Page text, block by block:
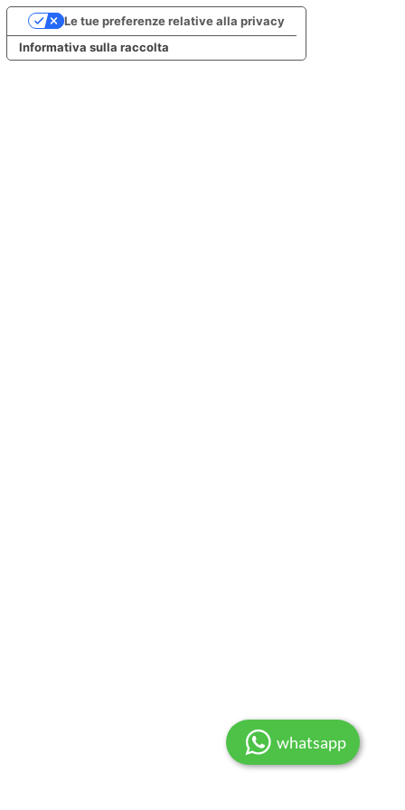
Informativa sulla raccolta
Le tue preferenze relative alla privacy
whatsapp